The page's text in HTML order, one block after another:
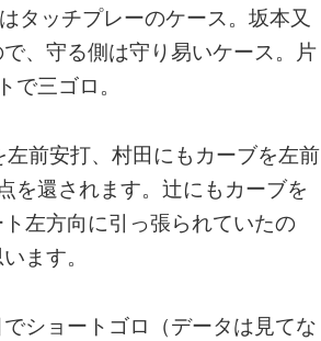
タッチプレーのケース。坂本又
、守る側は守り易いケース。片
三ゴロ。
前安打、村田にもカーブを左前
を還されます。辻にもカーブを
左方向に引っ張られていたの
ます。
ショートゴロ（データは見てな